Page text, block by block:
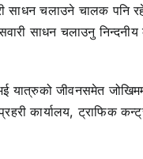
साधन चलाउने चालक पनि
साधन चलाउनु
जीवनसमेत
कार्यालय, ट्राफिक